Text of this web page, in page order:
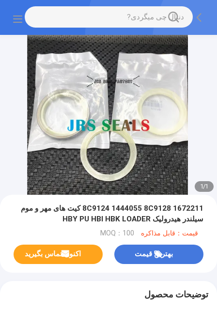
1
/
1
1672211 8C9124 1444055 8C9128 کیت های مهر و موم
سیلندر هیدرولیک HBY PU HBI HBK LOADER
قیمت：قابل مذاکره MOQ：100
بهترین قیمت اکنون تماس بگیرید
توضیحات محصول